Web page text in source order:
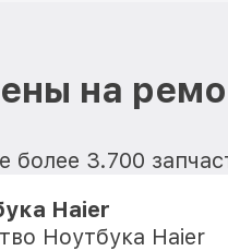
на
3.700
Haier
Ноутбука Haier